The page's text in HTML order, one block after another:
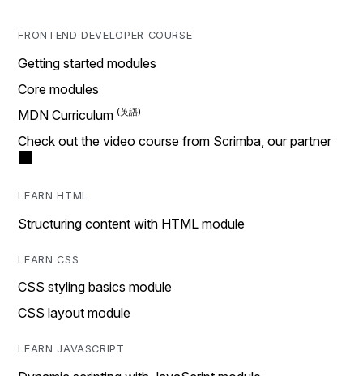
FRONTEND DEVELOPER COURSE
Getting started modules
Core modules
MDN Curriculum
Check out the video course from Scrimba, our partner
LEARN HTML
Structuring content with HTML module
LEARN CSS
CSS styling basics module
CSS layout module
LEARN JAVASCRIPT